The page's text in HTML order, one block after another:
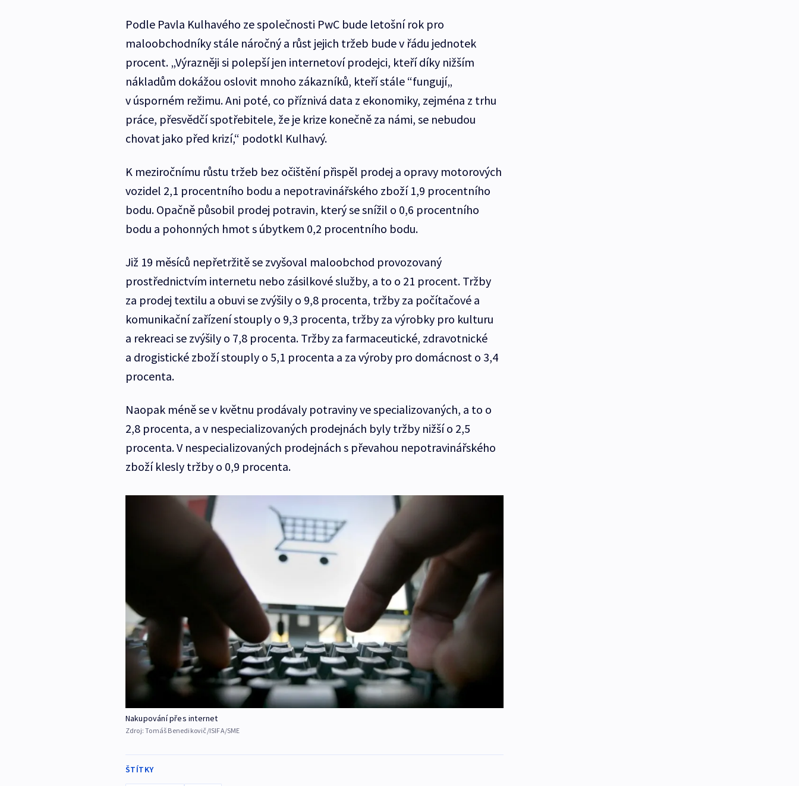
Podle Pavla Kulhavého ze společnosti PwC bude letošní rok pro
maloobchodníky stále náročný a růst jejich tržeb bude v řádu jednotek
procent. „Výrazněji si polepší jen internetoví prodejci, kteří díky nižším
nákladům dokážou oslovit mnoho zákazníků, kteří stále “fungují„
v úsporném režimu. Ani poté, co příznivá data z ekonomiky, zejména z trhu
práce, přesvědčí spotřebitele, že je krize konečně za námi, se nebudou
chovat jako před krizí,“ podotkl Kulhavý.
K meziročnímu růstu tržeb bez očištění přispěl prodej a opravy motorových
vozidel 2,1 procentního bodu a nepotravinářského zboží 1,9 procentního
bodu. Opačně působil prodej potravin, který se snížil o 0,6 procentního
bodu a pohonných hmot s úbytkem 0,2 procentního bodu.
Již 19 měsíců nepřetržitě se zvyšoval maloobchod provozovaný
prostřednictvím internetu nebo zásilkové služby, a to o 21 procent. Tržby
za prodej textilu a obuvi se zvýšily o 9,8 procenta, tržby za počítačové a
komunikační zařízení stouply o 9,3 procenta, tržby za výrobky pro kulturu
a rekreaci se zvýšily o 7,8 procenta. Tržby za farmaceutické, zdravotnické
a drogistické zboží stouply o 5,1 procenta a za výroby pro domácnost o 3,4
procenta.
Naopak méně se v květnu prodávaly potraviny ve specializovaných, a to o
2,8 procenta, a v nespecializovaných prodejnách byly tržby nižší o 2,5
procenta. V nespecializovaných prodejnách s převahou nepotravinářského
zboží klesly tržby o 0,9 procenta.
Nakupování přes internet
Zdroj:Tomáš Benedikovič/ISIFA/SME
ŠTÍTKY